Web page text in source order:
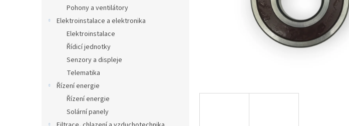
Pohony a ventilátory
Elektroinstalace a elektronika
Elektroinstalace
Řídicí jednotky
Senzory a displeje
Telematika
Řízení energie
Řízení energie
Solární panely